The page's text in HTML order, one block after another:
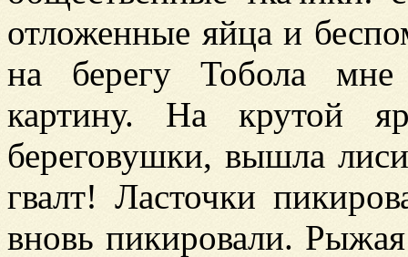
отложенные яйца и
на берегу Тобола
картину. На крутой
береговушки, вышла
гвалт! Ласточки
вновь пикировали.